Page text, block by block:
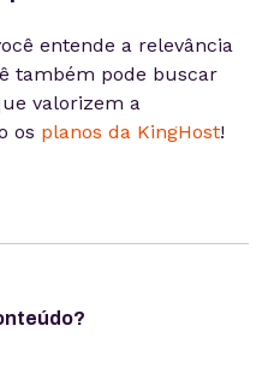
entende a relevância
também pode buscar
valorizem a
os planos da KingHost!